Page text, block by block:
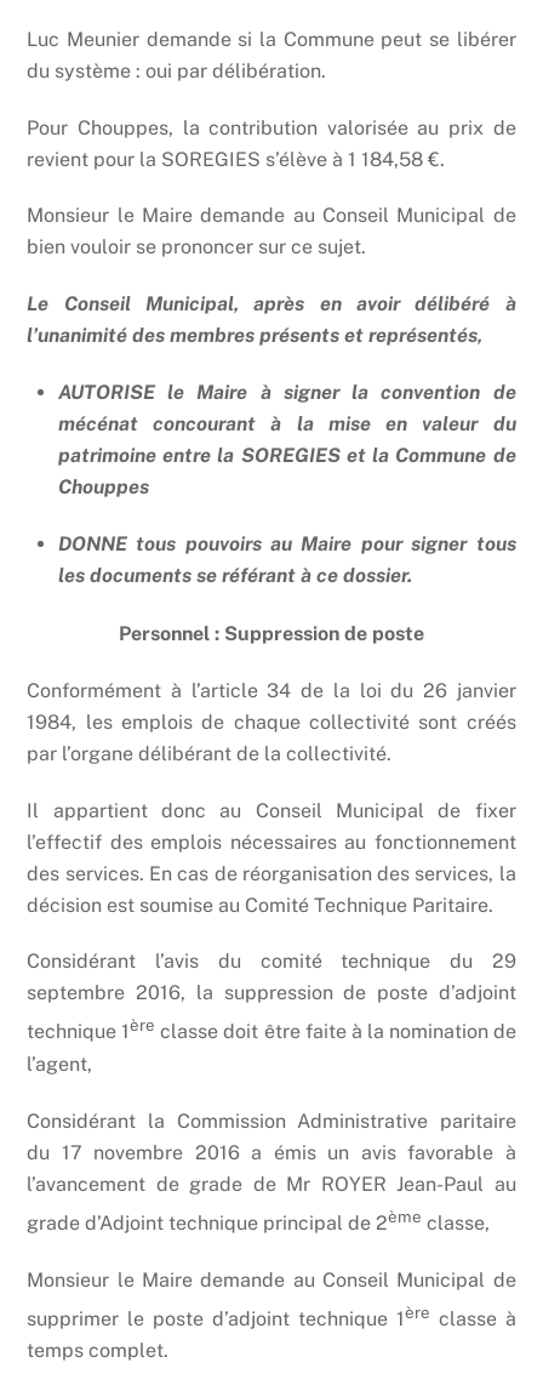
Luc Meunier demande si la Commune peut se libérer
du système : oui par délibération.
Pour Chouppes, la contribution valorisée au prix de
revient pour la SOREGIES s’élève à 1 184,58 €.
Monsieur le Maire demande au Conseil Municipal de
bien vouloir se prononcer sur ce sujet.
Le Conseil Municipal, après en avoir délibéré à
l’unanimité des membres présents et représentés,
AUTORISE le Maire à signer la convention de
mécénat concourant à la mise en valeur du
patrimoine entre la SOREGIES et la Commune de
Chouppes
DONNE tous pouvoirs au Maire pour signer tous
les documents se référant à ce dossier.
Personnel : Suppression de poste
Conformément à l’article 34 de la loi du 26 janvier
1984, les emplois de chaque collectivité sont créés
par l’organe délibérant de la collectivité.
Il appartient donc au Conseil Municipal de fixer
l’effectif des emplois nécessaires au fonctionnement
des services. En cas de réorganisation des services, la
décision est soumise au Comité Technique Paritaire.
Considérant l’avis du comité technique du 29
septembre 2016, la suppression de poste d’adjoint
technique 1ère classe doit être faite à la nomination de
l’agent,
Considérant la Commission Administrative paritaire
du 17 novembre 2016 a émis un avis favorable à
l’avancement de grade de Mr ROYER Jean-Paul au
grade d’Adjoint technique principal de 2ème classe,
Monsieur le Maire demande au Conseil Municipal de
supprimer le poste d’adjoint technique 1ère classe à
temps complet.